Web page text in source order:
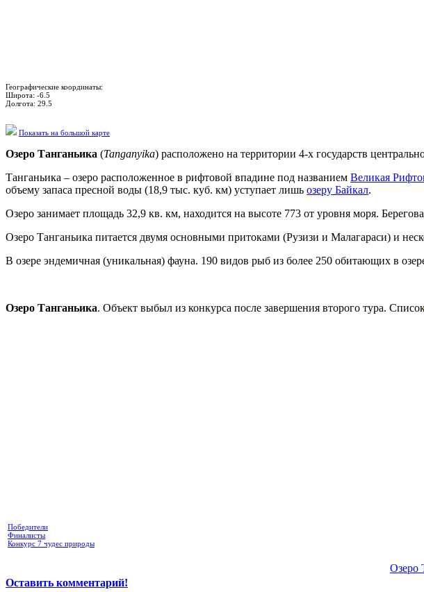
Географические координаты:
Широта: -6.5
Долгота: 29.5
Показать на большой карте
Озеро Танганьика (Tanganyika) расположено на территории 4-х государств
Танганьика – озеро расположенное в рифтовой впадине под названием Великая
объему запаса пресной воды (18,9 тыс. куб. км) уступает лишь озеру Байкал.
Озеро занимает площадь 32,9 кв. км, находится на высоте 773 от уровня моря.
Озеро Танганьика питается двумя основными притоками (Рузизи и Малагараси) и
В озере эндемичная (уникальная) фауна. 190 видов рыб из более 250 обитающих в
Озеро Танганьика. Объект выбыл из конкурса после завершения второго тура.
Победители
Финалисты
Конкурс 7 чудес природы
Озеро
Оставить комментарий!